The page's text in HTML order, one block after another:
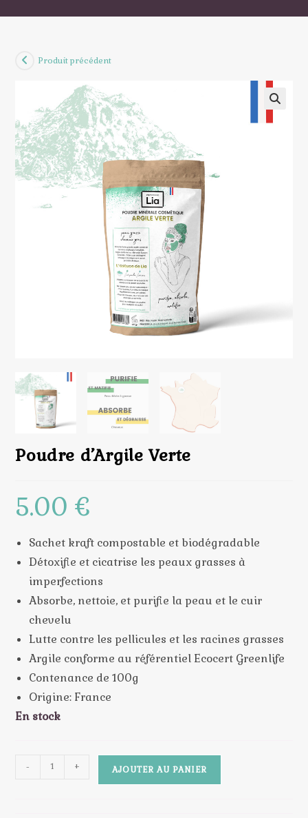
Produit précédent
Poudre d’Argile Verte
5.00€
Sachet kraft compostable et biodégradable
Détoxifie et cicatrise les peaux grasses à
imperfections
Absorbe, nettoie, et purifie la peau et le cuir
chevelu
Lutte contre les pellicules et les racines grasses
Argile conforme au référentiel Ecocert Greenlife
Contenance de 100g
Origine: France
En stock
quantité
- + AJOUTER AU PANIER